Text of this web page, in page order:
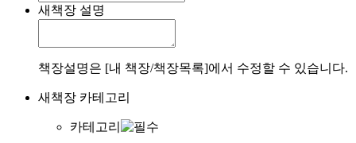
새책장 설명
책장설명은 [내 책장/책장목록]에서 수정할 수 있습니다.
새책장 카테고리
카테고리